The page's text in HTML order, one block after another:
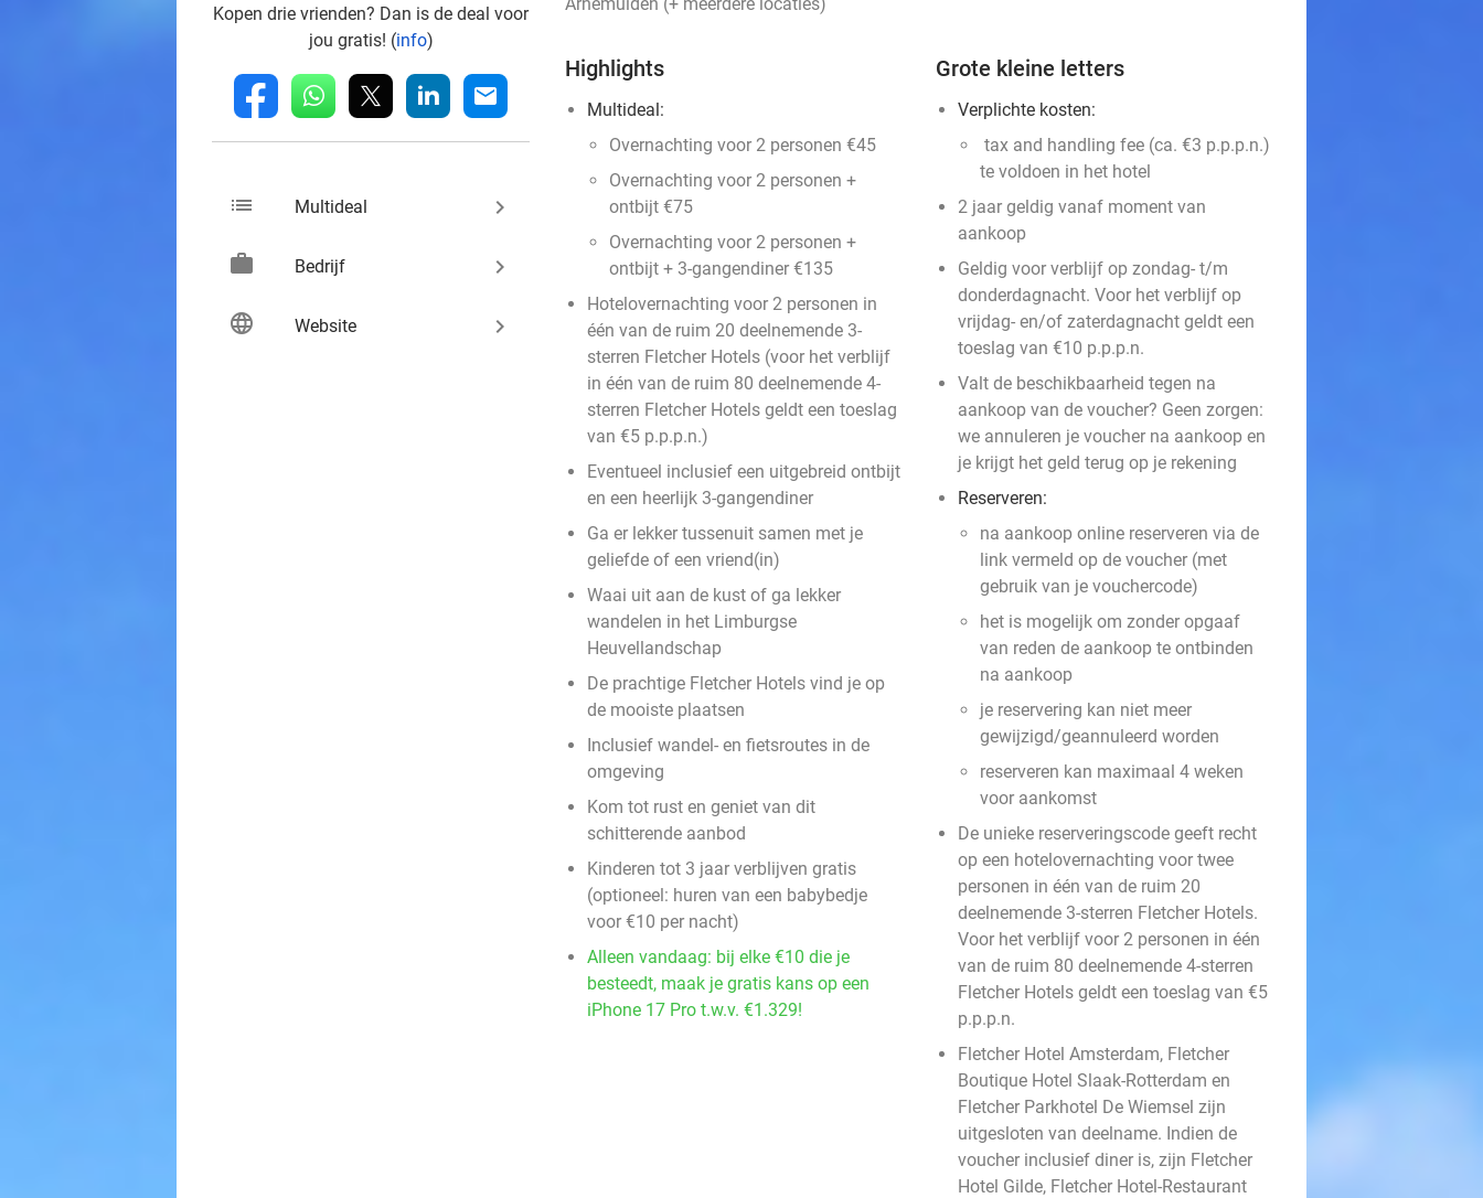
Kopen drie vrienden? Dan is de deal voor
jou gratis! (info)
fb whatsapp linkedin mail
list Multideal keyboard_arrow_right
work Bedrijf keyboard_arrow_right
language Website keyboard_arrow_right
Highlights
Multideal:
Overnachting voor 2 personen €45
Overnachting voor 2 personen +
ontbijt €75
Overnachting voor 2 personen +
ontbijt + 3-gangendiner €135
Hotelovernachting voor 2 personen in
één van de ruim 20 deelnemende 3-
sterren Fletcher Hotels (voor het verblijf
in één van de ruim 80 deelnemende 4-
sterren Fletcher Hotels geldt een toeslag
van €5 p.p.p.n.)
Eventueel inclusief een uitgebreid ontbijt
en een heerlijk 3-gangendiner
Ga er lekker tussenuit samen met je
geliefde of een vriend(in)
Waai uit aan de kust of ga lekker
wandelen in het Limburgse
Heuvellandschap
De prachtige Fletcher Hotels vind je op
de mooiste plaatsen
Inclusief wandel- en fietsroutes in de
omgeving
Kom tot rust en geniet van dit
schitterende aanbod
Kinderen tot 3 jaar verblijven gratis
(optioneel: huren van een babybedje
voor €10 per nacht)
Alleen vandaag: bij elke €10 die je
besteedt, maak je gratis kans op een
iPhone 17 Pro t.w.v. €1.329!
Grote kleine letters
Verplichte kosten:
tax and handling fee (ca. €3 p.p.p.n.)
te voldoen in het hotel
2 jaar geldig vanaf moment van
aankoop
Geldig voor verblijf op zondag- t/m
donderdagnacht. Voor het verblijf op
vrijdag- en/of zaterdagnacht geldt een
toeslag van €10 p.p.p.n.
Valt de beschikbaarheid tegen na
aankoop van de voucher? Geen zorgen:
we annuleren je voucher na aankoop en
je krijgt het geld terug op je rekening
Reserveren:
na aankoop online reserveren via de
link vermeld op de voucher (met
gebruik van je vouchercode)
het is mogelijk om zonder opgaaf
van reden de aankoop te ontbinden
na aankoop
je reservering kan niet meer
gewijzigd/geannuleerd worden
reserveren kan maximaal 4 weken
voor aankomst
De unieke reserveringscode geeft recht
op een hotelovernachting voor twee
personen in één van de ruim 20
deelnemende 3-sterren Fletcher Hotels.
Voor het verblijf voor 2 personen in één
van de ruim 80 deelnemende 4-sterren
Fletcher Hotels geldt een toeslag van €5
p.p.p.n.
Fletcher Hotel Amsterdam, Fletcher
Boutique Hotel Slaak-Rotterdam en
Fletcher Parkhotel De Wiemsel zijn
uitgesloten van deelname. Indien de
voucher inclusief diner is, zijn Fletcher
Hotel Gilde, Fletcher Hotel-Restaurant